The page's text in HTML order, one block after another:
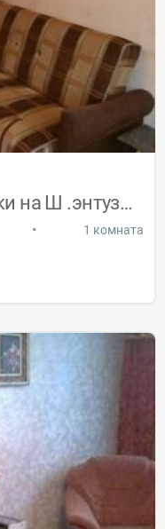
уютная квартира на сутки на Ш .энтузиаст
• 1 комната